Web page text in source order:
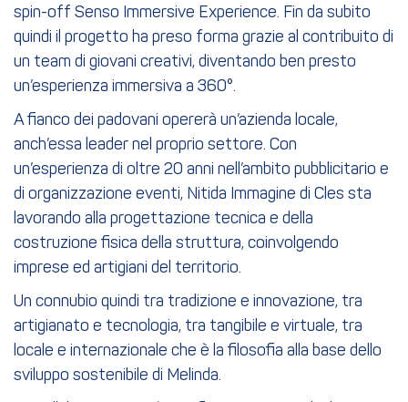
spin-off Senso Immersive Experience. Fin da subito
quindi il progetto ha preso forma grazie al contribuito di
un team di giovani creativi, diventando ben presto
un’esperienza immersiva a 360°.
A fianco dei padovani opererà un’azienda locale,
anch’essa leader nel proprio settore. Con
un’esperienza di oltre 20 anni nell’ambito pubblicitario e
di organizzazione eventi, Nitida Immagine di Cles sta
lavorando alla progettazione tecnica e della
costruzione fisica della struttura, coinvolgendo
imprese ed artigiani del territorio.
Un connubio quindi tra tradizione e innovazione, tra
artigianato e tecnologia, tra tangibile e virtuale, tra
locale e internazionale che è la filosofia alla base dello
sviluppo sostenibile di Melinda.